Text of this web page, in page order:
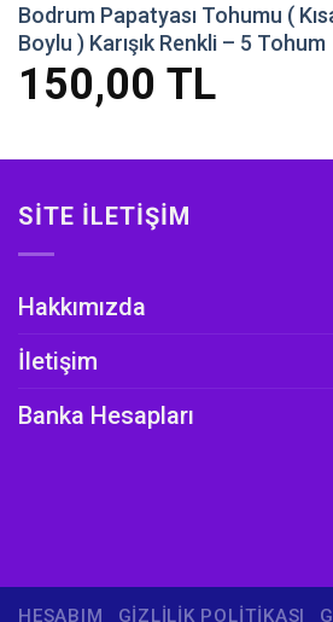
Bodrum Papatyası Tohumu (
Boylu ) Karışık Renkli – 5 Tohum
150,00 TL
SITE İLETIŞIM
Hakkımızda
İletişim
Banka Hesapları
HESABIM GIZLILIK POLITIKASI